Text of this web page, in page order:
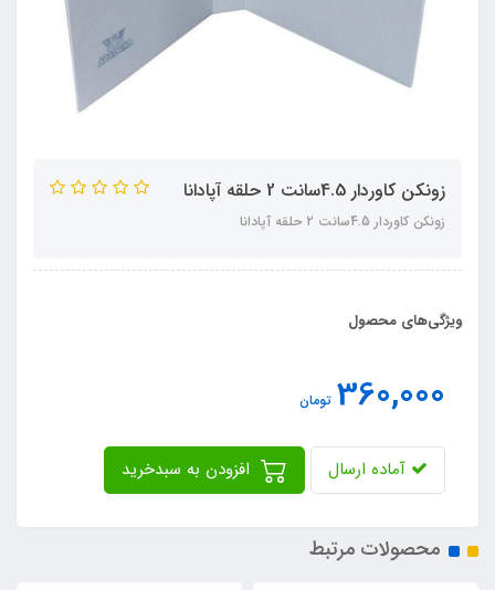
زونکن کاوردار 4.5سانت 2 حلقه آپادانا
زونکن کاوردار 4.5سانت 2 حلقه آپادانا
ویژگی‌های محصول
360,000 تومان
آماده ارسال
محصولات مرتبط